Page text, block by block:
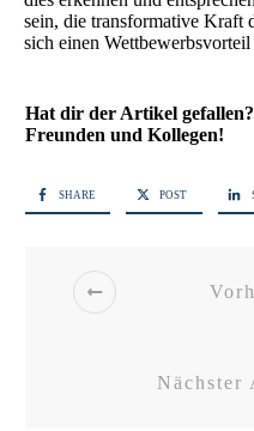
sein, die transformative Kraft
sich einen Wettbewerbsvorteil
Hat dir der Artikel
Freunden und Kollegen!
SHARE POST
Nächster